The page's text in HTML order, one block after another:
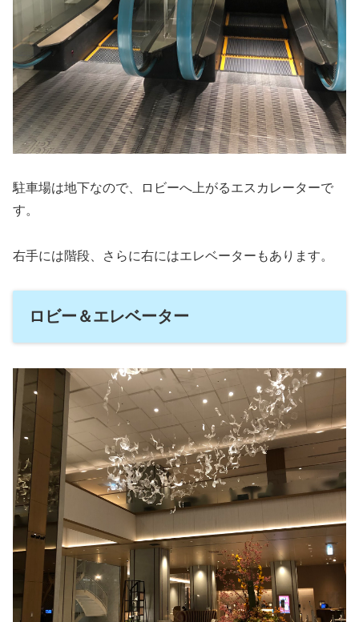
駐車場は地下なので、ロビーへ上がるエスカレーターで
す。
右手には階段、さらに右にはエレベーターもあります。
ロビー＆エレベーター